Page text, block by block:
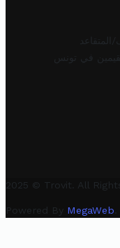
في تونس
2025 © Trovit. All
Powered By MegaWeb